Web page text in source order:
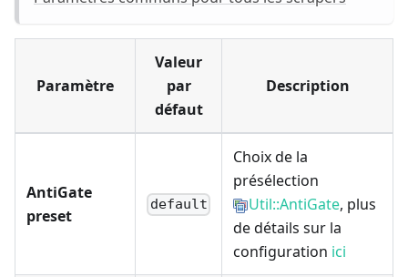
Paramètre
Valeur
par
défaut
Description
AntiGate
preset
default
Choix de la
présélection
Util::AntiGate, plus
de détails sur la
configuration ici